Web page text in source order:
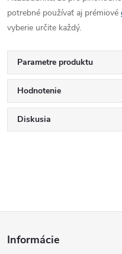
potrebné používať aj prémiové
vyberie určite každý.
Parametre produktu
Hodnotenie
Diskusia
Informácie